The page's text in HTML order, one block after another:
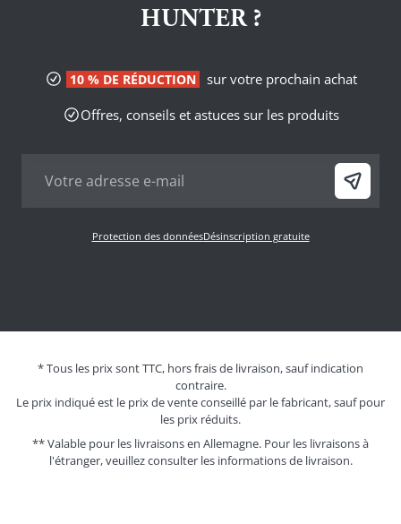
HUNTER ?
10 % DE RÉDUCTION
sur votre prochain achat
Offres, conseils et astuces sur les produits
Protection des donnéesDésinscription gratuite
* Tous les prix sont TTC, hors frais de livraison, sauf indication
contraire.
Le prix indiqué est le prix de vente conseillé par le fabricant, sauf pour
les prix réduits.
** Valable pour les livraisons en Allemagne. Pour les livraisons à
l'étranger, veuillez consulter les informations de livraison.